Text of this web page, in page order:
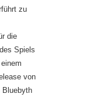
zu
die
Spiels
von
Bluebyth